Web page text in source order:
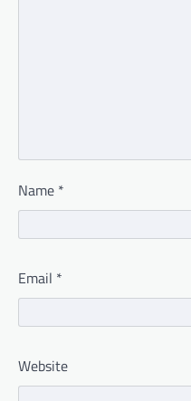
Name *
Email *
Website